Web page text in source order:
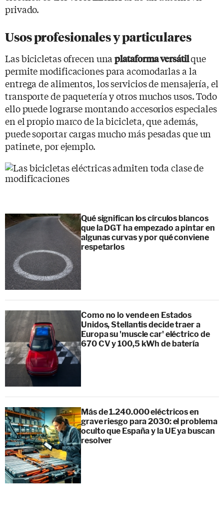
privado.
Usos profesionales y particulares
Las bicicletas ofrecen unaplataforma versátilque
permite modificaciones para acomodarlas a la
entrega de alimentos, los servicios de mensajería, el
transporte de paquetería y otros muchos usos. Todo
ello puede lograrse montando accesorios especiales
en el propio marco de la bicicleta, que además,
puede soportar cargas mucho más pesadas que un
patinete, por ejemplo.
Qué significan los círculos blancos
que la DGT ha empezado a pintar en
algunas curvas y por qué conviene
respetarlos
Como no lo vende en Estados
Unidos, Stellantis decide traer a
Europa su 'muscle car' eléctrico de
670 CV y 100,5 kWh de batería
Más de 1.240.000 eléctricos en
grave riesgo para 2030: el problema
oculto que España y la UE ya buscan
resolver